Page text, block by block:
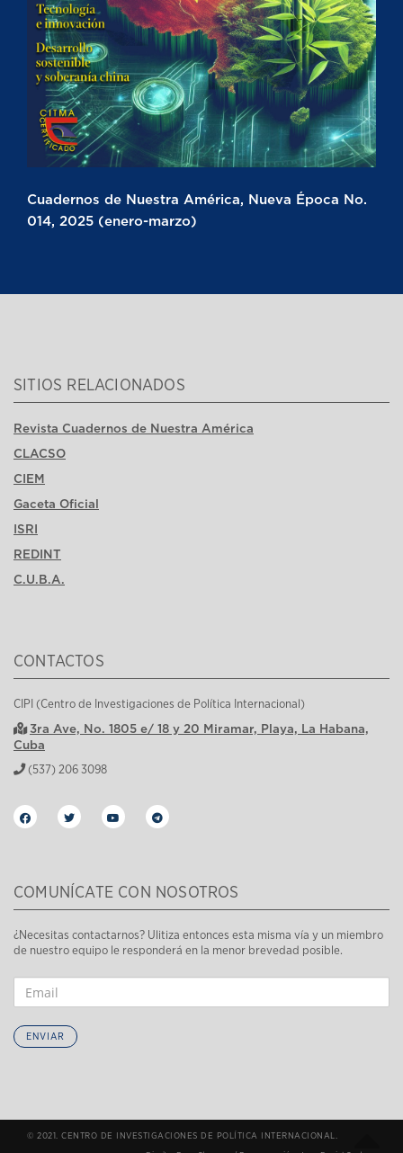
Cuadernos de Nuestra América, Nueva Época No.
014, 2025 (enero-marzo)
SITIOS RELACIONADOS
Revista Cuadernos de Nuestra América
CLACSO
CIEM
Gaceta Oficial
ISRI
REDINT
C.U.B.A.
CONTACTOS
CIPI (Centro de Investigaciones de Política Internacional)
3ra Ave, No. 1805 e/ 18 y 20 Miramar, Playa, La Habana,
Cuba
(537) 206 3098
COMUNÍCATE CON NOSOTROS
¿Necesitas contactarnos? Ulitiza entonces esta misma vía y un miembro
de nuestro equipo le responderá en la menor brevedad posible.
ENVIAR
© 2021. CENTRO DE INVESTIGACIONES DE POLÍTICA INTERNACIONAL.